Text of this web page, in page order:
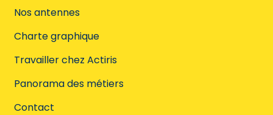
Nos antennes
Charte graphique
Travailler chez Actiris
Panorama des métiers
Contact